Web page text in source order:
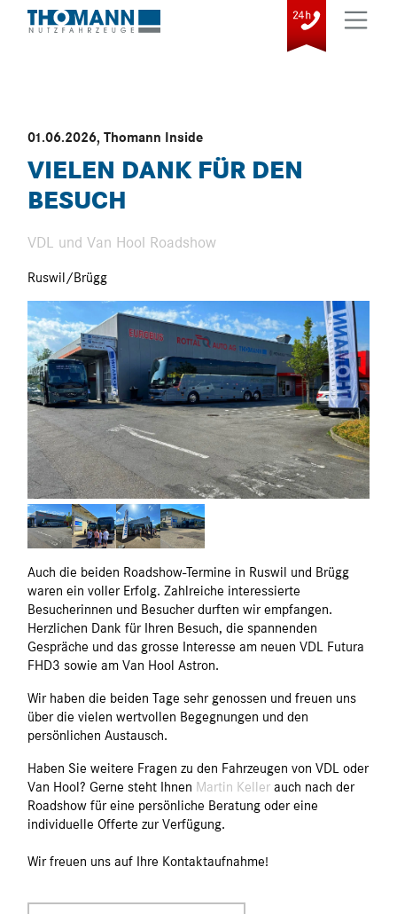
01.06.2026,Thomann Inside
VIELEN DANK FÜR DEN
BESUCH
VDL und Van Hool Roadshow
Ruswil/Brügg
Auch die beiden Roadshow-Termine in Ruswil und Brügg
waren ein voller Erfolg. Zahlreiche interessierte
Besucherinnen und Besucher durften wir empfangen.
Herzlichen Dank für Ihren Besuch, die spannenden
Gespräche und das grosse Interesse am neuen VDL Futura
FHD3 sowie am Van Hool Astron.
Wir haben die beiden Tage sehr genossen und freuen uns
über die vielen wertvollen Begegnungen und den
persönlichen Austausch.
Haben Sie weitere Fragen zu den Fahrzeugen von VDL oder
Van Hool? Gerne steht Ihnen Martin Keller auch nach der
Roadshow für eine persönliche Beratung oder eine
individuelle Offerte zur Verfügung.
Wir freuen uns auf Ihre Kontaktaufnahme!